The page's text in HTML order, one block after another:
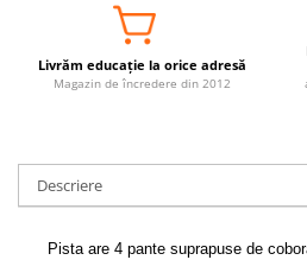
Livrăm educație la orice adresă
Magazin de încredere din 2012
Descriere
Pista are 4 pante suprapuse de